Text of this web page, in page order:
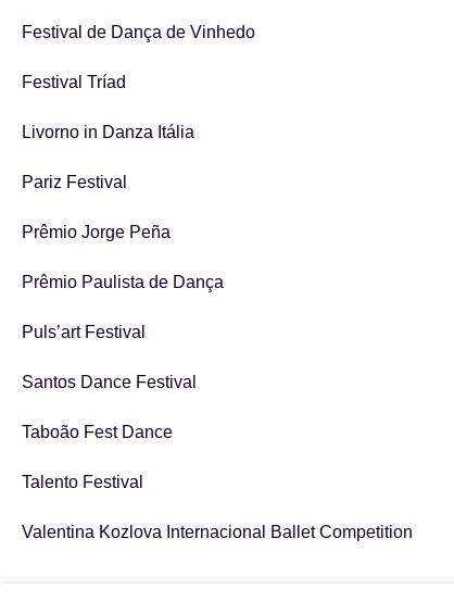
Festival de Dança de Vinhedo
Festival Tríad
Livorno in Danza Itália
Pariz Festival
Prêmio Jorge Peña
Prêmio Paulista de Dança
Puls’art Festival
Santos Dance Festival
Taboão Fest Dance
Talento Festival
Valentina Kozlova Internacional Ballet Competition